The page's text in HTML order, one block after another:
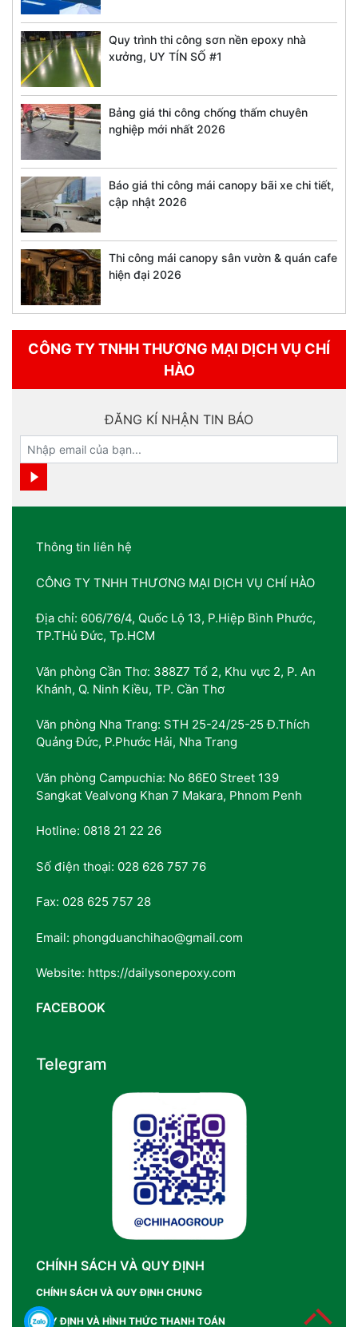
Quy trình thi công sơn nền epoxy nhà
xưởng, UY TÍN SỐ #1
Bảng giá thi công chống thấm chuyên
nghiệp mới nhất 2026
Báo giá thi công mái canopy bãi xe chi tiết,
cập nhật 2026
Thi công mái canopy sân vườn & quán cafe
hiện đại 2026
CÔNG TY TNHH THƯƠNG MẠI DỊCH VỤ CHÍ
HÀO
ĐĂNG KÍ NHẬN TIN BÁO
Thông tin liên hệ
CÔNG TY TNHH THƯƠNG MẠI DỊCH VỤ CHÍ HÀO
Địa chỉ: 606/76/4, Quốc Lộ 13, P.Hiệp Bình Phước,
TP.THủ Đức, Tp.HCM
Văn phòng Cần Thơ: 388Z7 Tổ 2, Khu vực 2, P. An
Khánh, Q. Ninh Kiều, TP. Cần Thơ
Văn phòng Nha Trang: STH 25-24/25-25 Đ.Thích
Quảng Đức, P.Phước Hải, Nha Trang
Văn phòng Campuchia: No 86E0 Street 139
Sangkat Vealvong Khan 7 Makara, Phnom Penh
Hotline: 0818 21 22 26
Số điện thoại: 028 626 757 76
Fax: 028 625 757 28
Email: phongduanchihao@gmail.com
Website: https://dailysonepoxy.com
FACEBOOK
Telegram
CHÍNH SÁCH VÀ QUY ĐỊNH
CHÍNH SÁCH VÀ QUY ĐỊNH CHUNG
QUY ĐỊNH VÀ HÌNH THỨC THANH TOÁN